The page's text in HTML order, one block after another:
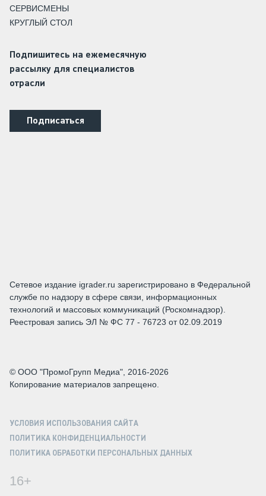
СЕРВИСМЕНЫ
КРУГЛЫЙ СТОЛ
Подпишитесь на ежемесячную
рассылку для специалистов
отрасли
Подписаться
Сетевое издание igrader.ru зарегистрировано в Федеральной
службе по надзору в сфере связи, информационных
технологий и массовых коммуникаций (Роскомнадзор).
Реестровая запись ЭЛ № ФС 77 - 76723 от 02.09.2019
© ООО "ПромоГрупп Медиа", 2016-2026
Копирование материалов запрещено.
УСЛОВИЯ ИСПОЛЬЗОВАНИЯ САЙТА
ПОЛИТИКА КОНФИДЕНЦИАЛЬНОСТИ
ПОЛИТИКА ОБРАБОТКИ ПЕРСОНАЛЬНЫХ ДАННЫХ
16+